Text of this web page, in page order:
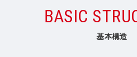
BASIC
基本構造